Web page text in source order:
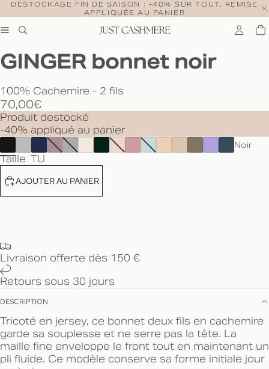
DÉSTOCKAGE FIN DE SAISON : -40% SUR TOUT, REMISE
APPLIQUÉE AU PANIER
GINGER bonnet noir
100% Cachemire - 2 fils
70,00€
Produit destocké
-40% appliqué au panier
Noir
Taille TU
AJOUTER AU PANIER
Livraison offerte dès 150 €
Retours sous 30 jours
DESCRIPTION
Tricoté en jersey, ce bonnet deux fils en cachemire
garde sa souplesse et ne serre pas la tête. La
maille fine enveloppe le front tout en maintenant un
pli fluide. Ce modèle conserve sa forme initiale jour